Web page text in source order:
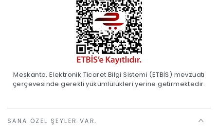
Meskanto, Elektronik Ticaret Bilgi Sistemi (ETBİS) mevzuatı
çerçevesinde gerekli yükümlülükleri yerine getirmektedir.
SANA ÖZEL ŞEYLER VAR.